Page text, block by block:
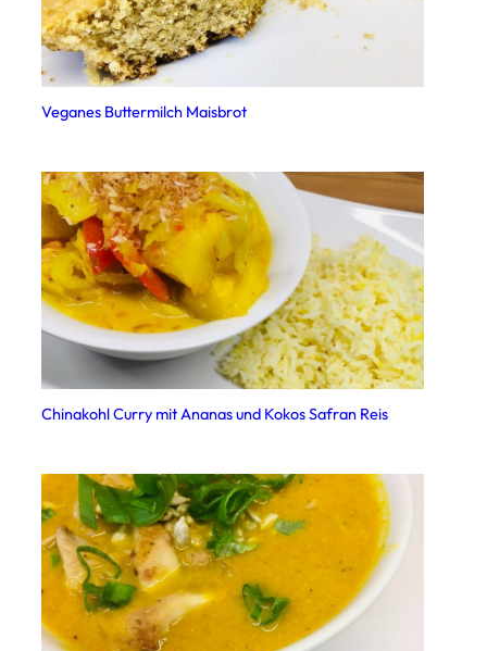
Veganes Buttermilch Maisbrot
Chinakohl Curry mit Ananas und Kokos Safran Reis